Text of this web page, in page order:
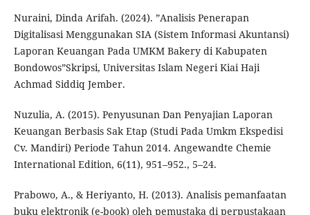
Nuraini, Dinda Arifah. (2024). ”Analisis Penerapan
Digitalisasi Menggunakan SIA (Sistem Informasi Akuntansi)
Laporan Keuangan Pada UMKM Bakery di Kabupaten
Bondowos”Skripsi, Universitas Islam Negeri Kiai Haji
Achmad Siddiq Jember.
Nuzulia, A. (2015). Penyusunan Dan Penyajian Laporan
Keuangan Berbasis Sak Etap (Studi Pada Umkm Ekspedisi
Cv. Mandiri) Periode Tahun 2014. Angewandte Chemie
International Edition, 6(11), 951–952., 5–24.
Prabowo, A., & Heriyanto, H. (2013). Analisis pemanfaatan
buku elektronik (e-book) oleh pemustaka di perpustakaan